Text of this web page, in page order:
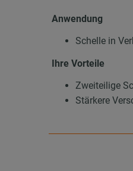
Anwendung
Schelle in
Ihre Vorteile
Zweiteilige
Stärkere